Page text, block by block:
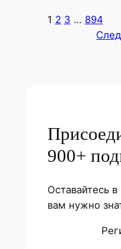
1 2 3 … 894
900+
Оставайтесь
вам нужно